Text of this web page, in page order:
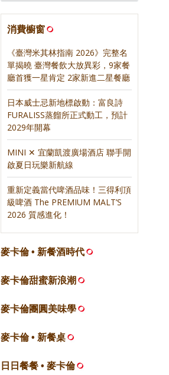
【論壇】500盤五年來，餐飲圈
消費櫥窗
《臺灣米其林指南 2026》完整名
單揭曉 臺灣餐飲大放異彩，9家餐
廳首獲一星肯定 2家新進二星餐廳
日本威士忌新地標啟動：富良詩
FURALISS蒸餾所正式動工，預計
2029年開幕
MINI ✕ 宜蘭凱渡廣場酒店 聯手開
啟夏日玩樂新航線
重新定義當代啤酒品味！三得利頂
級啤酒 The PREMIUM MALT’S
2026 質感進化！
麥卡倫 • 新餐酒時代
麥卡倫甜蜜新浪潮
麥卡倫團圓美味學
麥卡倫 • 新餐桌
日日餐餐 • 麥卡倫